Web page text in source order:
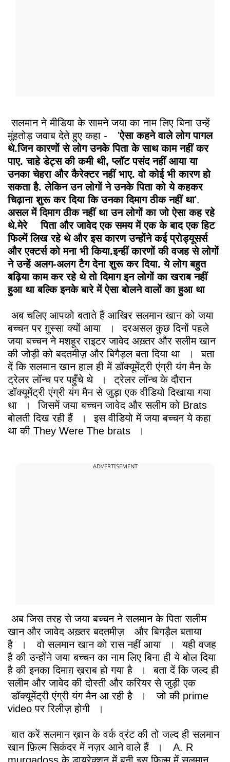
सलमान ने मीडिया के सामने जया का नाम लिए बिना उन्हें
मुंहतोड़ जवाब देते हुए कहा -
'ऐसा कहने वाले लोग पागल
थे.जिन कारणों से लोग उनके पिता के साथ काम नहीं कर
पाए. चाहे डेट्स की कमी थी, प्लॉट पसंद नहीं आया या
उनका चेहरा और कैरेक्टर नहीं भाए. वो कोई भी कारण हो
सकता है. लेकिन उन लोगों ने उनके पिता को ये कहकर
चिढ़ाना शुरू कर दिया कि उनका दिमाग ठीक नहीं था'.
असल में दिमाग ठीक नहीं था उन लोगों का जो ऐसा कह रहे
थे.मेरे
पिता और जावेद एक समय में एक के बाद एक हिट
फिल्में लिख रहे थे और इस कारण उन्होंने कई प्रोड्यूसर्स
और एक्टर्स को मना भी किया.इन्हीं कारणों की वजह से लोगों
ने उन्हें अलग-अलग टैग देना शुरू कर दिया. ये लोग बहुत
बढ़िया काम कर रहे थे तो दिमाग इन लोगों का खराब नहीं
हुआ था बल्कि इनके बारे में ऐसा बोलने वालों का हुआ था
अब चलिए आपको बताते हैं आखिर सलमान खान को जया
बच्चन पर ग़ुस्सा क्यों आया
।
दरअसल कुछ दिनों पहले
जया बच्चन ने मशहूर राइटर जावेद अख़्तर और सलीम खान
की जोड़ी को बदतमीज़ और बिगैड़ल बता दिया था
।
बता
दें कि सलमान खान हाल ही में डॉक्यूमेंट्री एंग्री यंग मैन के
ट्रेलर लॉन्च पर पहुँचे थे
।
ट्रेलर लॉन्च के दौरान
डॉक्यूमेंट्री एंग्री यंग मैन से जुड़ा एक वीडियो दिखाया गया
था
।
जिसमें जया बच्चन जावेद और सलीम को Brats
बोलती दिख रही हैं
।
इस वीडियो में जया बच्चन ये कहा
था की They Were The brats
।
ADVERTISEMENT
अब जिस तरह से जया बच्चन ने सलमान के पिता सलीम
खान और जावेद अख़्तर बदतमीज़
और बिगड़ैल बताया
है
। वो सलमान खान को रास नहीं आया ।
यही वजह
है की उन्होंने जया बच्चन का नाम लिए बिना ही ये बोल दिया
है की इनका दिमाग़ ख़राब हो गया है
।
बता दें कि जल्द ही
सलीम और जावेद की दोस्ती और करियर से जुड़ी एक
डॉक्यूमेंट्री एंग्री यंग मैन आ रही है
।
जो की prime
video पर रिलीज़ होगी
।
बात करें सलमान ख़ान के वर्क व्रंट की तो जल्द ही सलमान
खान फ़िल्म सिकंदर में नज़र आने वाले हैं
।
A. R